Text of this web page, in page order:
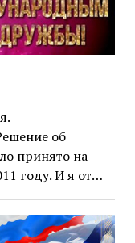
об
принято на
году. И я от…